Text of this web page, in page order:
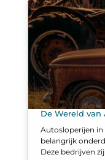
De Wereld
Autosloperijen in
belangrijk
Deze bedrijven